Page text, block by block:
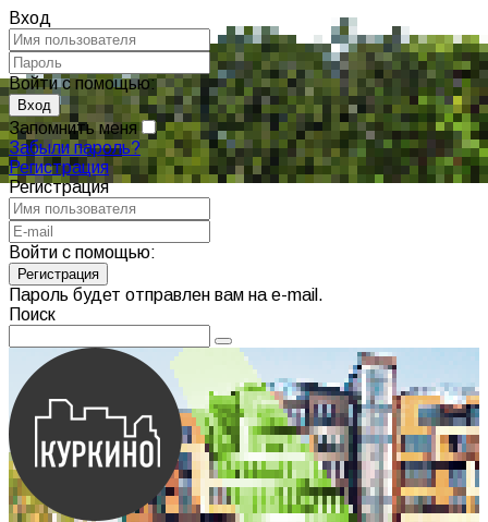
Вход
Войти с помощью:
Запомнить меня
Забыли пароль?
Регистрация
Регистрация
Войти с помощью:
Пароль будет отправлен вам на e-mail.
Поиск